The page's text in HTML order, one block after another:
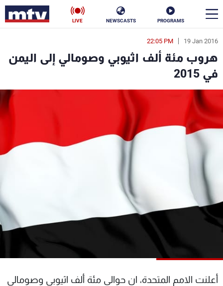
PROGRAMS
NEWSCASTS
LIVE
19 Jan 2016
22:05 PM
هروب مئة ألف اثيوبي وصومالي إلى اليمن
في 2015
أعلنت الامم المتحدة، ان حوالى مئة ألف اثيوبي وصومالي
en
الأخبار
سياسة ناس
إقتصاد
منوعات رياضة
كأس العالم
البرامج
جدول البرامج
عن MTV
وظائف